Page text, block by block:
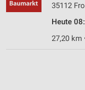
35112
Heute
27,20 km